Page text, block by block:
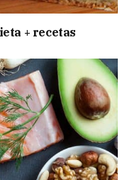
+ recetas